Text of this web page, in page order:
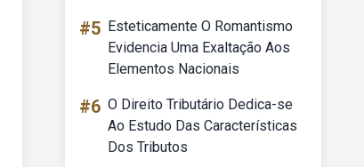
#5 Esteticamente O Romantismo
Evidencia Uma Exaltação Aos
Elementos Nacionais
#6 O Direito Tributário Dedica-se
Ao Estudo Das Características
Dos Tributos